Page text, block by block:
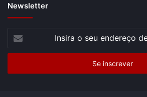
Newsletter
seu
de